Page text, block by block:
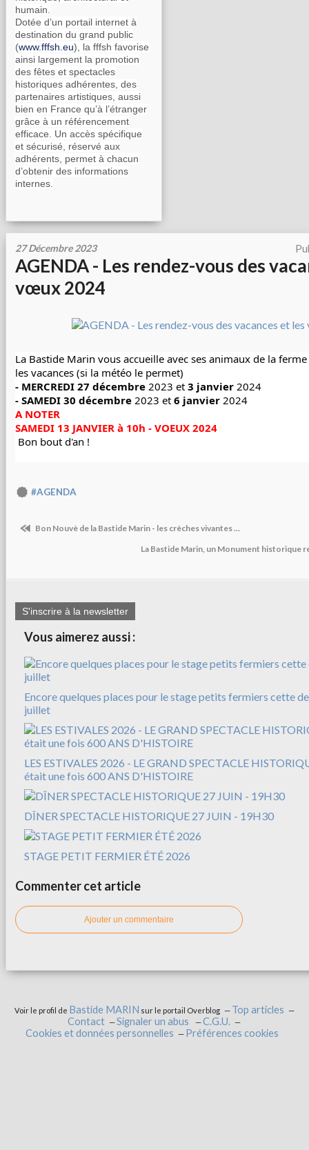
humain.
Dotée d’un portail internet à
destination du grand public
(www.fffsh.eu), la fffsh favorise
ainsi largement la promotion
des fêtes et spectacles
historiques adhérentes, des
partenaires artistiques, aussi
bien en France qu’à l’étranger
grâce à un référencement
efficace. Un accès spécifique
et sécurisé, réservé aux
adhérents, permet à chacun
d’obtenir des informations
internes.
27 Décembre 2023
AGENDA - Les rendez-vous des
vœux 2024
La Bastide Marin vous accueille avec ses animaux de la
les vacances (si la météo le permet)
- MERCREDI 27 décembre 2023 et 3 janvier 2024
- SAMEDI 30 décembre 2023 et 6 janvier 2024
A NOTER
SAMEDI 13 JANVIER à 10h - VOEUX 2024
Bon bout d'an !
#AGENDA
Bon Nouvè de la Bastide Marin - les crèches vivantes ...
La Bastide Marin, un Monument historique
S'inscrire à la newsletter
Vous aimerez aussi :
Encore quelques places pour le stage petits fermiers cette
juillet
LES ESTIVALES 2026 - LE GRAND SPECTACLE
était une fois 600 ANS D'HISTOIRE
DÎNER SPECTACLE HISTORIQUE 27 JUIN - 19H30
STAGE PETIT FERMIER ÉTÉ 2026
Commenter cet article
Ajouter un commentaire
Voir le profil de Bastide MARIN sur le portail Overblog
Top articles
Contact
Signaler un abus
C.G.U.
Cookies et données personnelles
Préférences cookies